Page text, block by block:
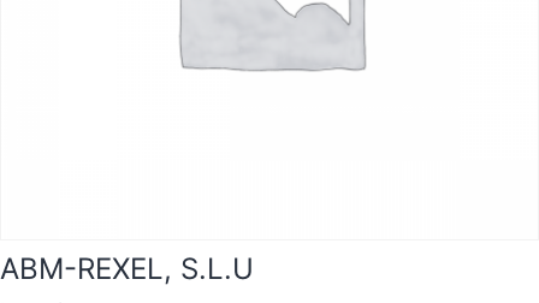
ABM-REXEL, S.L.U